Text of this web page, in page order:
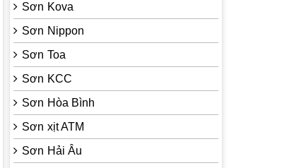
Sơn Kova
Sơn Nippon
Sơn Toa
Sơn KCC
Sơn Hòa Bình
Sơn xịt ATM
Sơn Hải Âu